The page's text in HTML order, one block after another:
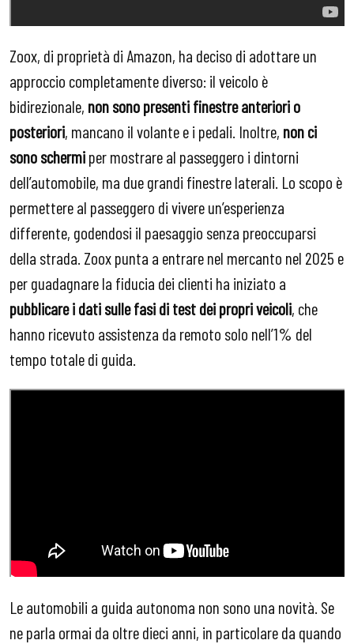
Zoox, di proprietà di Amazon, ha deciso di adottare un
approccio completamente diverso: il veicolo è
bidirezionale, non sono presenti finestre anteriori o
posteriori, mancano il volante e i pedali. Inoltre, non ci
sono schermiper mostrare al passeggero i dintorni
dell’automobile, ma due grandi finestre laterali. Lo scopo è
permettere al passeggero di vivere un’esperienza
differente, godendosi il paesaggio senza preoccuparsi
della strada. Zoox punta a entrare nel mercanto nel 2025 e
per guadagnare la fiducia dei clienti ha iniziato a
pubblicare i dati sulle fasi di test dei propri veicoli, che
hanno ricevuto assistenza da remoto solo nell’1% del
tempo totale di guida.
Le automobili a guida autonoma non sono una novità. Se
ne parla ormai da oltre dieci anni, in particolare da quando